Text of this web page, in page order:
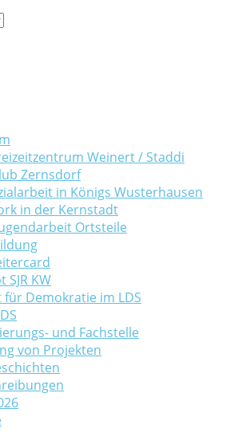
Weinert / Staddi
Zernsdorf
in Königs Wusterhausen
in der Kernstadt
Ortsteile
SJR KW
Demokratie im LDS
und Fachstelle
von Projekten